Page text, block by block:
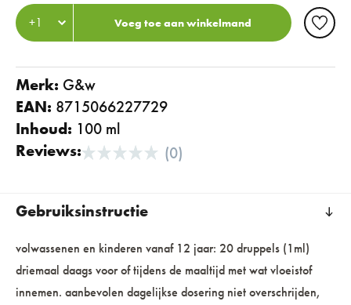
Voeg toe aan winkelmand
Merk:
g&w
EAN: 8715066227729
Inhoud: 100 ml
Reviews:
(0)
Gebruiksinstructie
volwassenen en kinderen vanaf 12 jaar: 20 druppels (1ml)
driemaal daags voor of tijdens de maaltijd met wat vloeistof
innemen. aanbevolen dagelijkse dosering niet overschrijden,